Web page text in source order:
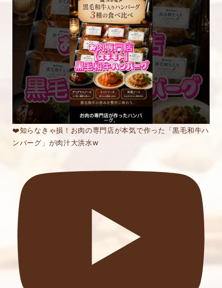
❤️知らなきゃ損！お肉の専門店が本気で作った「黒毛和牛ハ
ンバーグ」が肉汁大洪水w